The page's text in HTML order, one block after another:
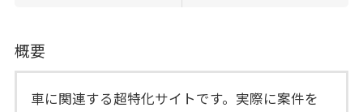
概要
車に関連する超特化サイトです。実際に案件を